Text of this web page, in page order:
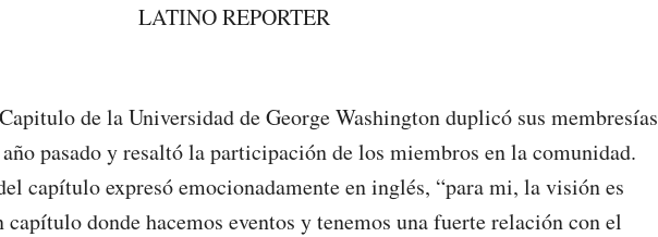
LATINO REPORTER
de la Universidad de George Washington duplicó sus membresías
pasado y resaltó la participación de los miembros en la comunidad.
capítulo expresó emocionadamente en inglés, “para mi, la visión es
donde hacemos eventos y tenemos una fuerte relación con el